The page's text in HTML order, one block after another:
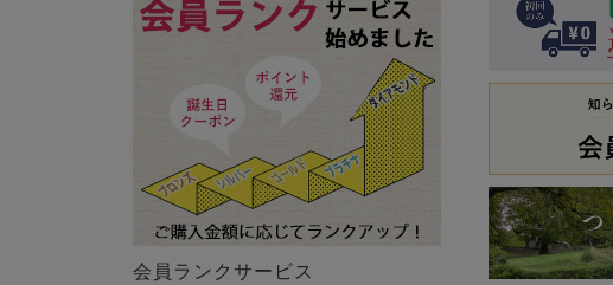
会員ランクサービス